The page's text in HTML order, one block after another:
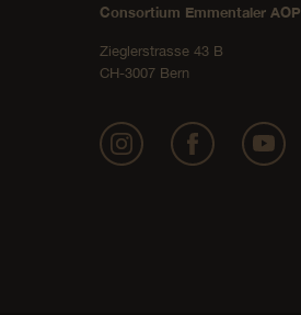
Consortium Emmentaler AOP
Zieglerstrasse 43 B
CH-3007 Bern